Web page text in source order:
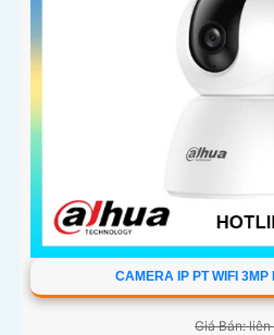
CAMERA IP PT WIFI
Giá Bán: liên